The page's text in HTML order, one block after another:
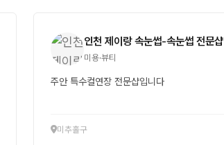
인천 제이랑 속눈썹-속눈썹 전문샵
미용·뷰티
주안 특수컬연장 전문샵입니다
미추홀구